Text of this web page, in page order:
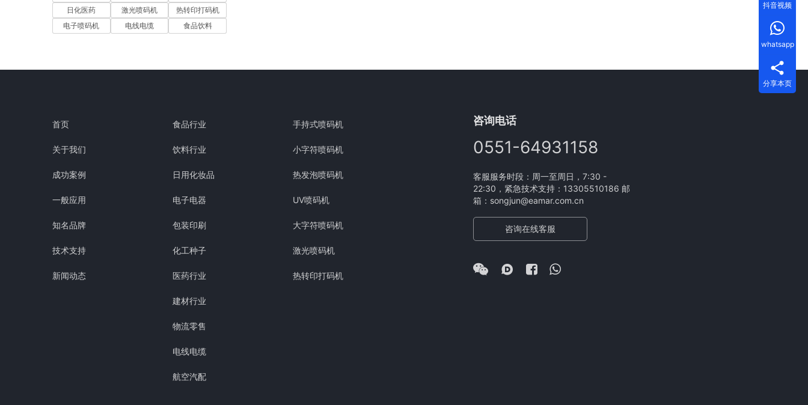
日化医药
激光喷码机
热转印打码机
电子喷码机
电线电缆 食品饮料
首页
关于我们
成功案例
一般应用
知名品牌
技术支持
新闻动态
食品行业
饮料行业
日用化妆品
电子电器
包装印刷
化工种子
医药行业
建材行业
物流零售
电线电缆
航空汽配
手持式喷码机
小字符喷码机
热发泡喷码机
UV喷码机
大字符喷码机
激光喷码机
热转印打码机
咨询电话
0551-64931158
客服服务时段：周一至周日，7:30 -
22:30，紧急技术支持：13305510186 邮
箱：songjun@eamar.com.cn
咨询在线客服
抖音视频
whatsapp
分享本页